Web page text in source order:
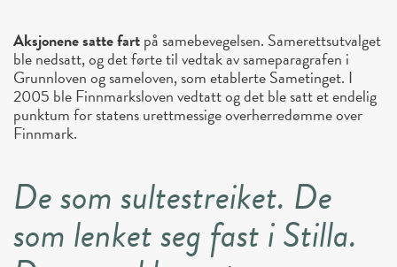
Aksjonene satte fartpå samebevegelsen. Samerettsutvalget
ble nedsatt, og det førte til vedtak av sameparagrafen i
Grunnloven og sameloven, som etablerte Sametinget. I
2005 ble Finnmarksloven vedtatt og det ble satt et endelig
punktum for statens urettmessige overherredømme over
Finnmark.
De som sultestreiket. De
som lenket seg fast i Stilla.